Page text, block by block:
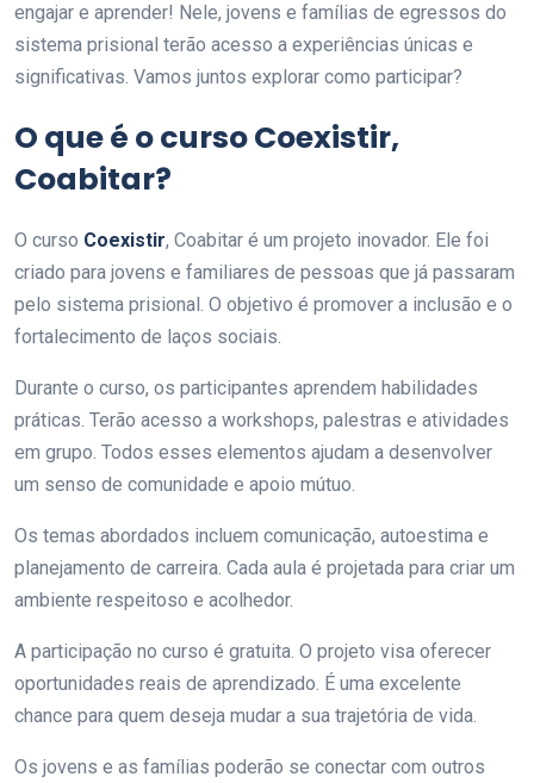
engajar e aprender! Nele, jovens e famílias de egressos do
sistema prisional terão acesso a experiências únicas e
significativas. Vamos juntos explorar como participar?
O que é o curso Coexistir,
Coabitar?
O curso Coexistir, Coabitar é um projeto inovador. Ele foi
criado para jovens e familiares de pessoas que já passaram
pelo sistema prisional. O objetivo é promover a inclusão e o
fortalecimento de laços sociais.
Durante o curso, os participantes aprendem habilidades
práticas. Terão acesso a workshops, palestras e atividades
em grupo. Todos esses elementos ajudam a desenvolver
um senso de comunidade e apoio mútuo.
Os temas abordados incluem comunicação, autoestima e
planejamento de carreira. Cada aula é projetada para criar um
ambiente respeitoso e acolhedor.
A participação no curso é gratuita. O projeto visa oferecer
oportunidades reais de aprendizado. É uma excelente
chance para quem deseja mudar a sua trajetória de vida.
Os jovens e as famílias poderão se conectar com outros